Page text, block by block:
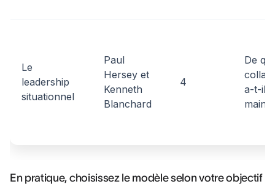
Le
leadership
situationnel
Paul
Hersey et
Kenneth
Blanchard
4
De
a-t-il
En pratique, choisissez le modèle selon votre objectif